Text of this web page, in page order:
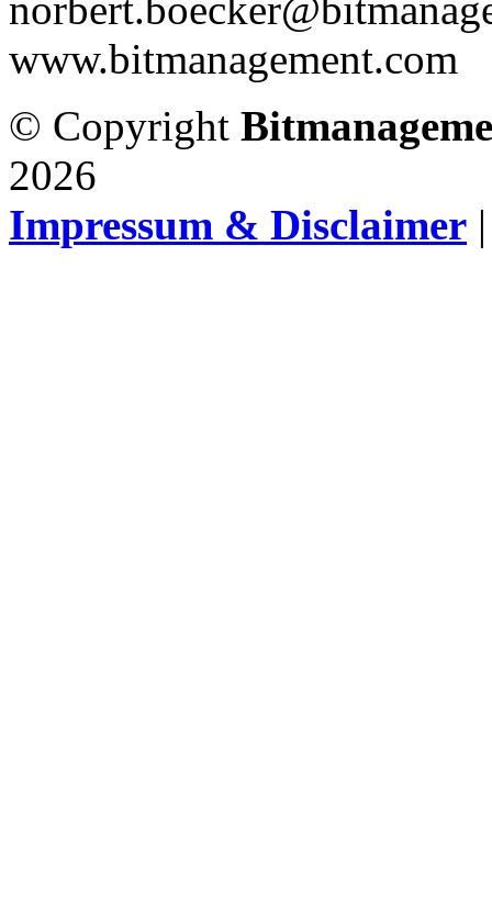
www.bitmanagement.com
© Copyright
2026
Impressum & Disclaimer